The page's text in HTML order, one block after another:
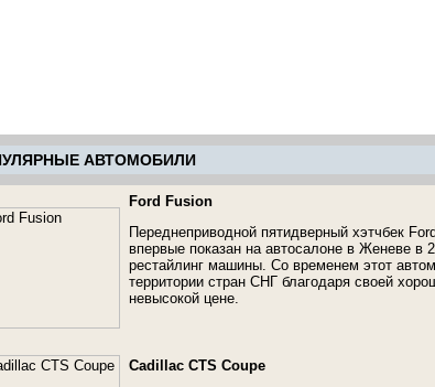
АВТОМОБИЛИ
Ford Fusion
Переднеприводной пятидверный хэтчбек
впервые показан на автосалоне в Женеве в
рестайлинг машины. Со временем этот
территории стран СНГ благодаря своей
невысокой цене.
Cadillac CTS Coupe